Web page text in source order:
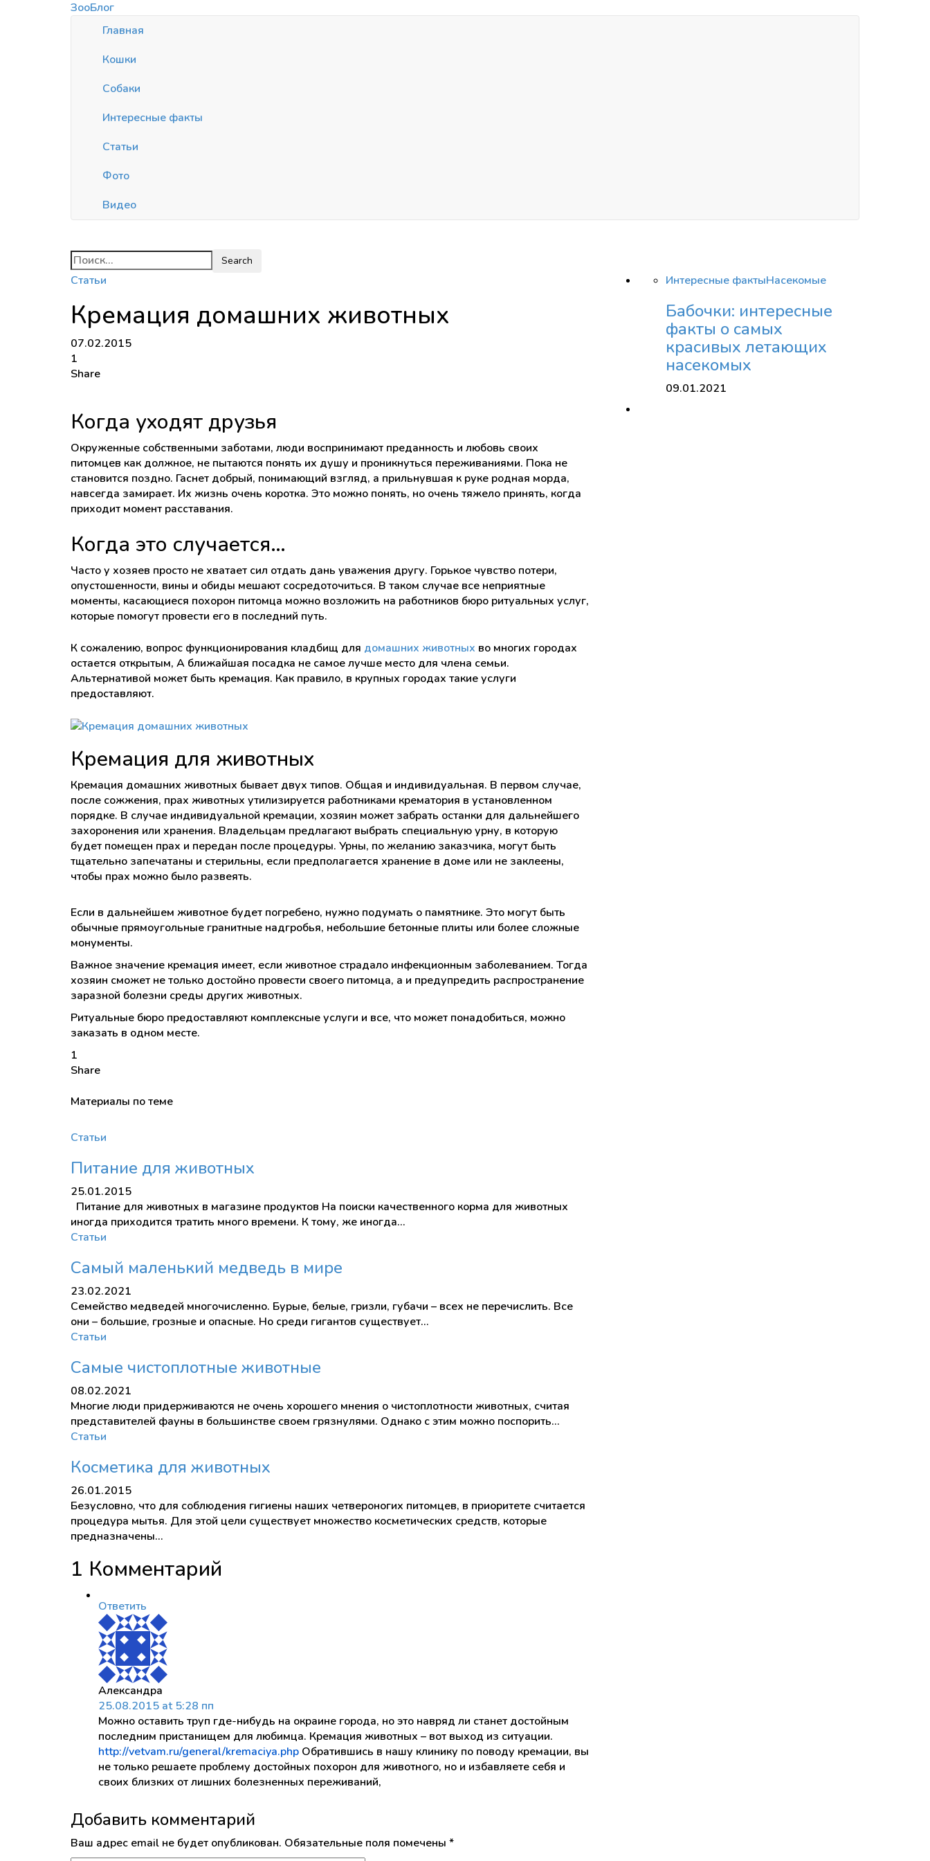
ЗооБлог
Главная
Кошки
Собаки
Интересные факты
Статьи
Фото
Видео
Статьи
Кремация домашних животных
07.02.2015
1
Share
Когда уходят друзья
Окруженные собственными заботами, люди воспринимают преданность и любовь своих
питомцев как должное, не пытаются понять их душу и проникнуться переживаниями. Пока не
становится поздно. Гаснет добрый, понимающий взгляд, а прильнувшая к руке родная морда,
навсегда замирает. Их жизнь очень коротка. Это можно понять, но очень тяжело принять, когда
приходит момент расставания.
Когда это случается…
Часто у хозяев просто не хватает сил отдать дань уважения другу. Горькое чувство потери,
опустошенности, вины и обиды мешают сосредоточиться. В таком случае все неприятные
моменты, касающиеся похорон питомца можно возложить на работников бюро ритуальных услуг,
которые помогут провести его в последний путь.
К сожалению, вопрос функционирования кладбищ для домашних животных во многих городах
остается открытым, А ближайшая посадка не самое лучше место для члена семьи.
Альтернативой может быть кремация. Как правило, в крупных городах такие услуги
предоставляют.
Кремация для животных
Кремация домашних животных бывает двух типов. Общая и индивидуальная. В первом случае,
после сожжения, прах животных утилизируется работниками крематория в установленном
порядке. В случае индивидуальной кремации, хозяин может забрать останки для дальнейшего
захоронения или хранения. Владельцам предлагают выбрать специальную урну, в которую
будет помещен прах и передан после процедуры. Урны, по желанию заказчика, могут быть
тщательно запечатаны и стерильны, если предполагается хранение в доме или не заклеены,
чтобы прах можно было развеять.
Если в дальнейшем животное будет погребено, нужно подумать о памятнике. Это могут быть
обычные прямоугольные гранитные надгробья, небольшие бетонные плиты или более сложные
монументы.
Важное значение кремация имеет, если животное страдало инфекционным заболеванием. Тогда
хозяин сможет не только достойно провести своего питомца, а и предупредить распространение
заразной болезни среды других животных.
Ритуальные бюро предоставляют комплексные услуги и все, что может понадобиться, можно
заказать в одном месте.
1
Share
Интересные фактыНасекомые
Бабочки: интересные
факты о самых
красивых летающих
насекомых
09.01.2021
Материалы по теме
Статьи
Питание для животных
25.01.2015
Питание для животных в магазине продуктов На поиски качественного корма для животных
иногда приходится тратить много времени. К тому, же иногда…
Статьи
Самый маленький медведь в мире
23.02.2021
Семейство медведей многочисленно. Бурые, белые, гризли, губачи – всех не перечислить. Все
они – большие, грозные и опасные. Но среди гигантов существует…
Статьи
Самые чистоплотные животные
08.02.2021
Многие люди придерживаются не очень хорошего мнения о чистоплотности животных, считая
представителей фауны в большинстве своем грязнулями. Однако с этим можно поспорить…
Статьи
Косметика для животных
26.01.2015
Безусловно, что для соблюдения гигиены наших четвероногих питомцев, в приоритете считается
процедура мытья. Для этой цели существует множество косметических средств, которые
предназначены…
1 Комментарий
Ответить
Александра
25.08.2015 at 5:28 пп
Можно оставить труп где-нибудь на окраине города, но это навряд ли станет достойным
последним пристанищем для любимца. Кремация животных – вот выход из ситуации.
http://vetvam.ru/general/kremaciya.php Обратившись в нашу клинику по поводу кремации, вы
не только решаете проблему достойных похорон для животного, но и избавляете себя и
своих близких от лишних болезненных переживаний,
Добавить комментарий
Ваш адрес email не будет опубликован. Обязательные поля помечены *